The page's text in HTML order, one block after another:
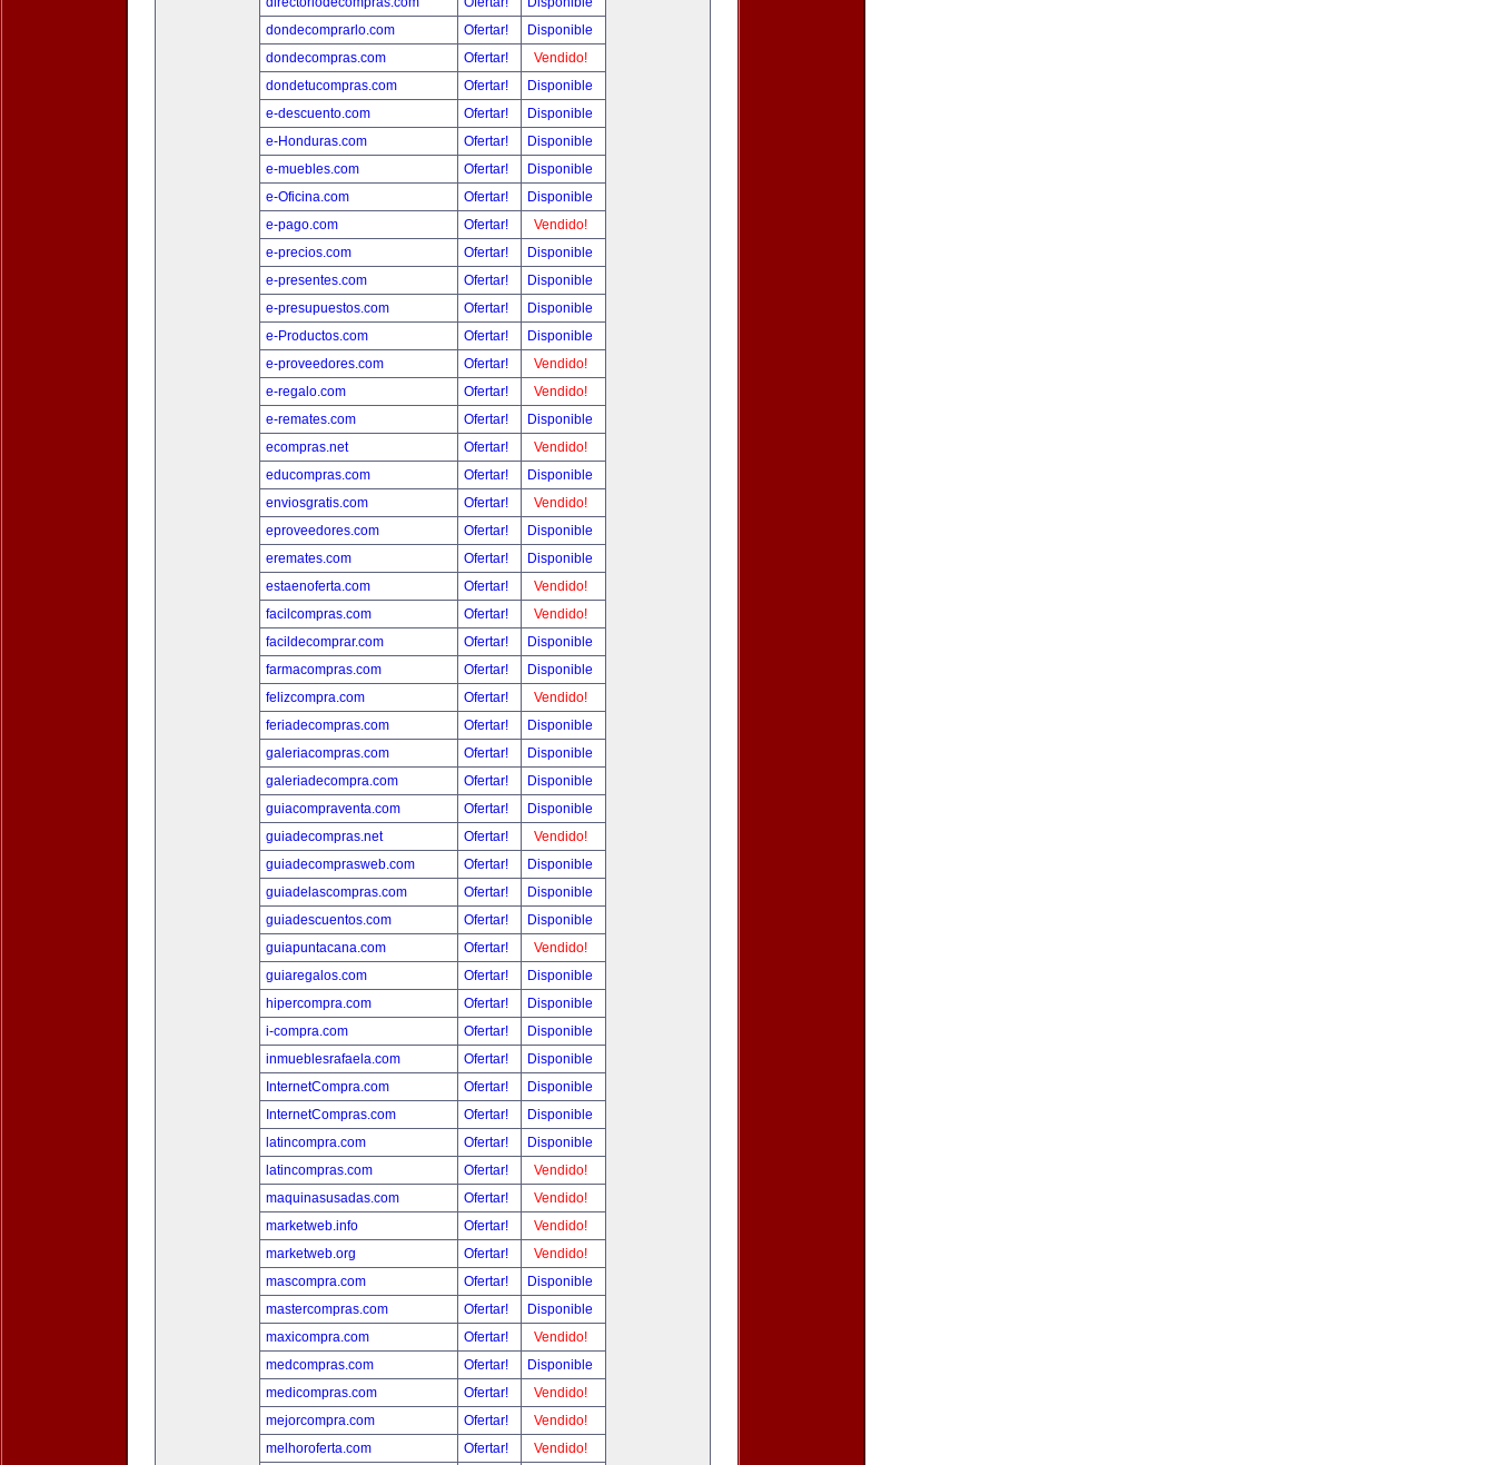
dondecomprarlo.com
Ofertar!
Disponible
dondecompras.com
Ofertar!
Vendido!
dondetucompras.com
Ofertar!
Disponible
e-descuento.com
Ofertar!
Disponible
e-Honduras.com
Ofertar!
Disponible
e-muebles.com
Ofertar!
Disponible
e-Oficina.com
Ofertar!
Disponible
e-pago.com
Ofertar!
Vendido!
e-precios.com
Ofertar!
Disponible
e-presentes.com
Ofertar!
Disponible
e-presupuestos.com
Ofertar!
Disponible
e-Productos.com
Ofertar!
Disponible
e-proveedores.com
Ofertar!
Vendido!
e-regalo.com
Ofertar!
Vendido!
e-remates.com
Ofertar!
Disponible
ecompras.net
Ofertar!
Vendido!
educompras.com
Ofertar!
Disponible
enviosgratis.com
Ofertar!
Vendido!
eproveedores.com
Ofertar!
Disponible
eremates.com
Ofertar!
Disponible
estaenoferta.com
Ofertar!
Vendido!
facilcompras.com
Ofertar!
Vendido!
facildecomprar.com
Ofertar!
Disponible
farmacompras.com
Ofertar!
Disponible
felizcompra.com
Ofertar!
Vendido!
feriadecompras.com
Ofertar!
Disponible
galeriacompras.com
Ofertar!
Disponible
galeriadecompra.com
Ofertar!
Disponible
guiacompraventa.com
Ofertar!
Disponible
guiadecompras.net
Ofertar!
Vendido!
guiadecomprasweb.com
Ofertar!
Disponible
guiadelascompras.com
Ofertar!
Disponible
guiadescuentos.com
Ofertar!
Disponible
guiapuntacana.com
Ofertar!
Vendido!
guiaregalos.com
Ofertar!
Disponible
hipercompra.com
Ofertar!
Disponible
i-compra.com
Ofertar!
Disponible
inmueblesrafaela.com
Ofertar!
Disponible
InternetCompra.com
Ofertar!
Disponible
InternetCompras.com
Ofertar!
Disponible
latincompra.com
Ofertar!
Disponible
latincompras.com
Ofertar!
Vendido!
maquinasusadas.com
Ofertar!
Vendido!
marketweb.info
Ofertar!
Vendido!
marketweb.org
Ofertar!
Vendido!
mascompra.com
Ofertar!
Disponible
mastercompras.com
Ofertar!
Disponible
maxicompra.com
Ofertar!
Vendido!
medcompras.com
Ofertar!
Disponible
medicompras.com
Ofertar!
Vendido!
mejorcompra.com
Ofertar!
Vendido!
melhoroferta.com
Ofertar! Vendido!